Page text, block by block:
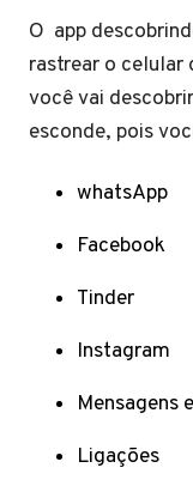
O app
rastrear o celular
você vai
esconde, pois
whatsApp
Facebook
Tinder
Instagram
Mensagens
Ligações